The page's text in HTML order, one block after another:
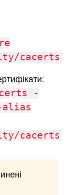
cacerts
-
cacerts